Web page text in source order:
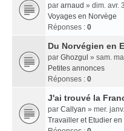
par arnaud » dim. avr.
Voyages en Norvège
Réponses : 0
Du Norvégien en
par Ghozgul » sam.
Petites annonces
Réponses : 0
J'ai trouvé la
par Callyan » mer.
Travailler et Etudier en